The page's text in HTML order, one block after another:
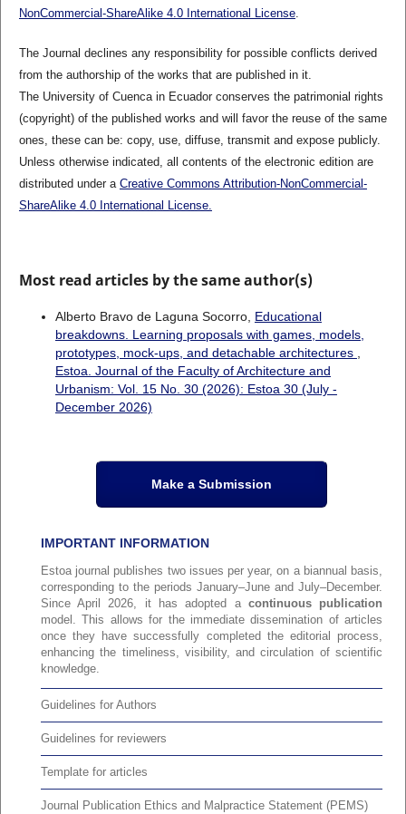
NonCommercial-ShareAlike 4.0 International License.
The Journal declines any responsibility for possible conflicts derived
from the authorship of the works that are published in it.
The University of Cuenca in Ecuador conserves the patrimonial rights
(copyright) of the published works and will favor the reuse of the same
ones, these can be: copy, use, diffuse, transmit and expose publicly.
Unless otherwise indicated, all contents of the electronic edition are
distributed under a Creative Commons Attribution-NonCommercial-
ShareAlike 4.0 International License.
Most read articles by the same author(s)
Alberto Bravo de Laguna Socorro, Educational
breakdowns. Learning proposals with games, models,
prototypes, mock-ups, and detachable architectures ,
Estoa. Journal of the Faculty of Architecture and
Urbanism: Vol. 15 No. 30 (2026): Estoa 30 (July -
December 2026)
Make a Submission
IMPORTANT INFORMATION
Estoa journal publishes two issues per year, on a biannual basis,
corresponding to the periods January–June and July–December.
Since April 2026, it has adopted a continuous publication
model. This allows for the immediate dissemination of articles
once they have successfully completed the editorial process,
enhancing the timeliness, visibility, and circulation of scientific
knowledge.
Guidelines for Authors
Guidelines for reviewers
Template for articles
Journal Publication Ethics and Malpractice Statement (PEMS)